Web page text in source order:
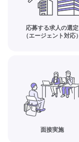
応募する求人の選定
（エージェント対応）
面接実施